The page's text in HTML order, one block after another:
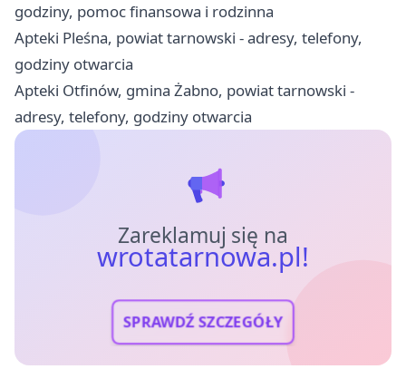
godziny, pomoc finansowa i rodzinna
Apteki Pleśna, powiat tarnowski - adresy, telefony,
godziny otwarcia
Apteki Otfinów, gmina Żabno, powiat tarnowski -
adresy, telefony, godziny otwarcia
Zareklamuj się na
wrotatarnowa.pl!
SPRAWDŹ SZCZEGÓŁY